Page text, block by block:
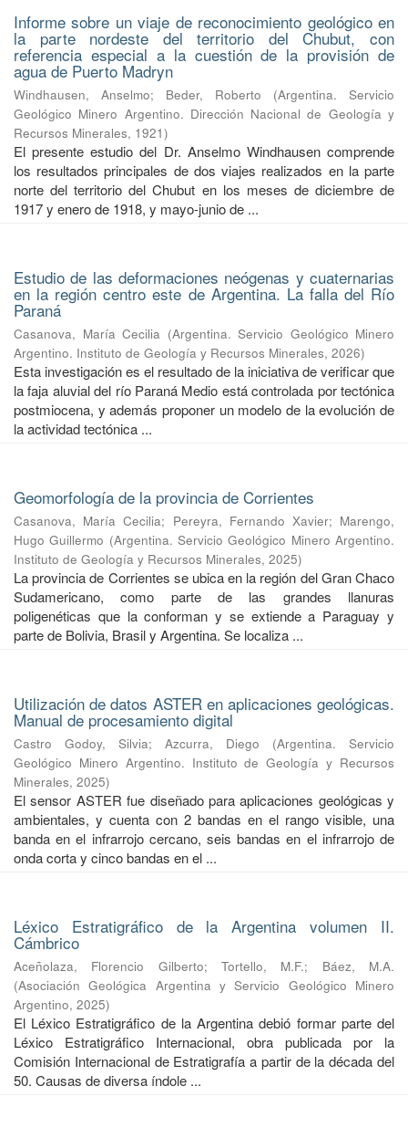
Informe sobre un viaje de reconocimiento geológico en
la parte nordeste del territorio del Chubut, con
referencia especial a la cuestión de la provisión de
agua de Puerto Madryn
Windhausen, Anselmo; Beder, Roberto (Argentina. Servicio
Geológico Minero Argentino. Dirección Nacional de Geología y
Recursos Minerales, 1921)
El presente estudio del Dr. Anselmo Windhausen comprende
los resultados principales de dos viajes realizados en la parte
norte del territorio del Chubut en los meses de diciembre de
1917 y enero de 1918, y mayo-junio de ...
Estudio de las deformaciones neógenas y cuaternarias
en la región centro este de Argentina. La falla del Río
Paraná
Casanova, María Cecilia (Argentina. Servicio Geológico Minero
Argentino. Instituto de Geología y Recursos Minerales, 2026)
Esta investigación es el resultado de la iniciativa de verificar que
la faja aluvial del río Paraná Medio está controlada por tectónica
postmiocena, y además proponer un modelo de la evolución de
la actividad tectónica ...
Geomorfología de la provincia de Corrientes
Casanova, María Cecilia; Pereyra, Fernando Xavier; Marengo,
Hugo Guillermo (Argentina. Servicio Geológico Minero Argentino.
Instituto de Geología y Recursos Minerales, 2025)
La provincia de Corrientes se ubica en la región del Gran Chaco
Sudamericano, como parte de las grandes llanuras
poligenéticas que la conforman y se extiende a Paraguay y
parte de Bolivia, Brasil y Argentina. Se localiza ...
Utilización de datos ASTER en aplicaciones geológicas.
Manual de procesamiento digital
Castro Godoy, Silvia; Azcurra, Diego (Argentina. Servicio
Geológico Minero Argentino. Instituto de Geología y Recursos
Minerales, 2025)
El sensor ASTER fue diseñado para aplicaciones geológicas y
ambientales, y cuenta con 2 bandas en el rango visible, una
banda en el infrarrojo cercano, seis bandas en el infrarrojo de
onda corta y cinco bandas en el ...
Léxico Estratigráfico de la Argentina volumen II.
Cámbrico
Aceñolaza, Florencio Gilberto;Tortello, M.F.; Báez, M.A.
(Asociación Geológica Argentina y Servicio Geológico Minero
Argentino, 2025)
El Léxico Estratigráfico de la Argentina debió formar parte del
Léxico Estratigráfico Internacional, obra publicada por la
Comisión Internacional de Estratigrafía a partir de la década del
50. Causas de diversa índole ...